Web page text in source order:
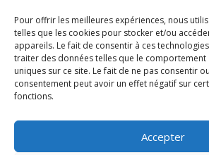
Pour offrir les meilleures expériences, nous
telles que les cookies pour stocker et/ou
appareils. Le fait de consentir à ces
traiter des données telles que le comportement
uniques sur ce site. Le fait de ne pas consentir
consentement peut avoir un effet négatif sur
fonctions.
Accepter
06 Juil 2026
Étude d’évaluabilité des Structures
d’accompagnement à l’autocréation
01 Juil 2026
Pénurie du personnel infirmier :quels
Wallonie ?